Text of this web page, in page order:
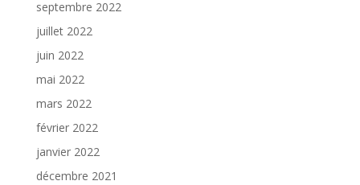
septembre 2022
juillet 2022
juin 2022
mai 2022
mars 2022
février 2022
janvier 2022
décembre 2021